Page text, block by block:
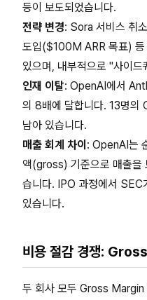
등이 보도되었습니다.
전략 변경: Sora 서비스 취
도입($100M ARR 목표) 등
있으며, 내부적으로 "사이
인재 이탈: OpenAI에서
의 8배에 달합니다. 13명의
남아 있습니다.
매출 회계 차이 : OpenAI는
액(gross) 기준으로 매출을
습니다. IPO 과정에서 SEC
있습니다.
비용 절감 경쟁:
두 회사 모두 Gross Margin